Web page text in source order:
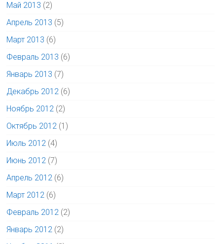
Май 2013 (2)
Апрель 2013 (5)
Март 2013 (6)
Февраль 2013 (6)
Январь 2013 (7)
Декабрь 2012 (6)
Ноябрь 2012 (2)
Октябрь 2012 (1)
Июль 2012 (4)
Июнь 2012 (7)
Апрель 2012 (6)
Март 2012 (6)
Февраль 2012 (2)
Январь 2012 (2)